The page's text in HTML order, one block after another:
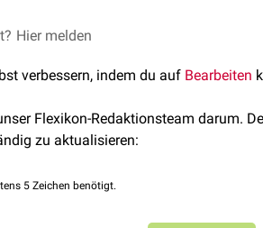
aufzudecken. Es wird keine
für das Wesentliche zu schärfen.
folgend, gehen folgende
Frau
Hier melden
verbessern, indem du auf Bearbeiten
Flexikon-Redaktionsteam darum.
zu aktualisieren:
5 Zeichen benötigt.